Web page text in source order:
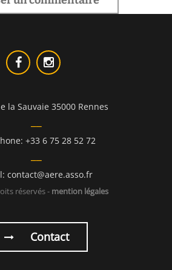
la Sauvaie 35000 Rennes
+33 6 75 28 52 72
contact@aere.asso.fr
réservés - mention légales
Contact